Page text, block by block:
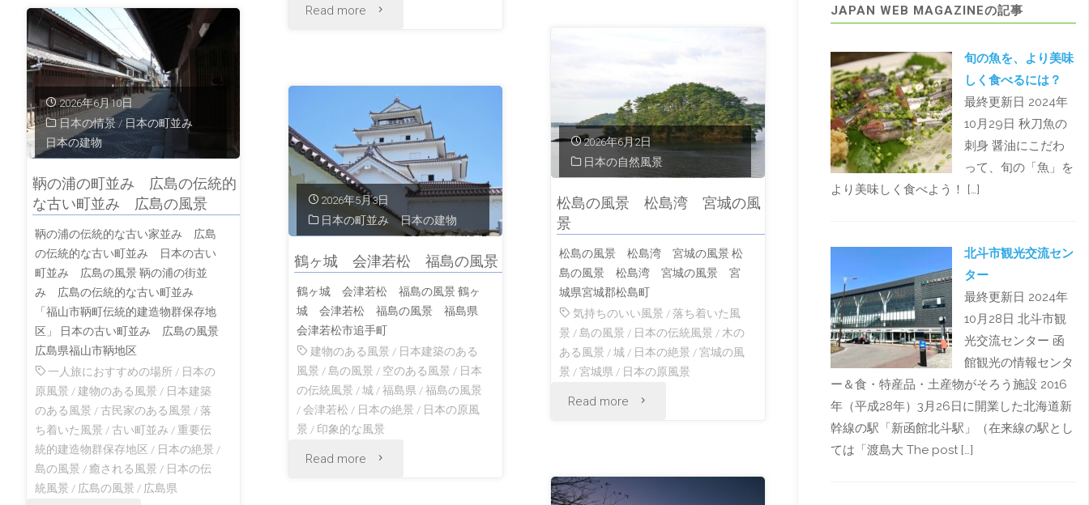
か
ら
見
る
風
会
津
若
松
福
島
の
Read more "真
の
風
景
瀬
戸
内
海
の
島
鳥
居
桜
風
景
鹿
2026年6月10日
日本の情景 / 日本の町並み
日本の建物
鞆の浦の町並み 広島の伝統的
な古い町並み 広島の風景
鞆の浦の伝統的な古い家並み 広島
の伝統的な古い町並み 日本の古い
町並み 広島の風景 鞆の浦の街並
み 広島の伝統的な古い町並み
「福山市鞆町伝統的建造物群保存地
区」 日本の古い町並み 広島の風景
広島県福山市鞆地区
一人旅におすすめの場所 / 日本の
原風景 /建物のある風景 / 日本建築
のある風景 /古民家のある風景 /落
ち着いた風景 /古い町並み /重要伝
統的建造物群保存地区 / 日本の絶景 /
島の風景 /癒される風景 / 日本の伝
統風景 / 広島の風景 / 広島県
2026年6月2日
日本の自然風景
松島の風景 松島湾 宮城の風
景
松島の風景 松島湾 宮城の風景 松
島の風景 松島湾 宮城の風景 宮
城県宮城郡松島町
気持ちのいい風景 /落ち着いた風
景 /島の風景 / 日本の伝統風景 / 木の
ある風景 /城 / 日本の絶景 /宮城の風
景 /宮城県 / 日本の原風景
Read more "松
2026年5月3日
日本の町並み 日本の建物
鶴ヶ城 会津若松 福島の風景
鶴ヶ城 会津若松 福島の風景 鶴ヶ
城 会津若松 福島の風景 福島県
会津若松市追手町
建物のある風景 / 日本建築のある
風景 /島の風景 / 空のある風景 / 日本
の伝統風景 /城 /福島県 /福島の風景
/会津若松 / 日本の絶景 / 日本の原風
景 / 印象的な風景
Read more "鶴
JAPAN WEB MAGAZINEの記事
旬の魚を、より美味
しく食べるには？
最終更新日 2024年
10月29日 秋刀魚の
刺身 醤油にこだわ
って、旬の「魚」を
より美味しく食べよう！ […]
北斗市観光交流セン
ター
最終更新日 2024年
10月28日 北斗市観
光交流センター 函
館観光の情報センタ
ー＆食・特産品・土産物がそろう施設 2016
年（平成28年）3月26日に開業した北海道新
幹線の駅「新函館北斗駅」（在来線の駅とし
ては「渡島大 The post […]